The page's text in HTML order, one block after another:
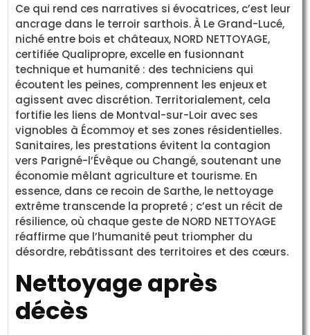
Ce qui rend ces narratives si évocatrices, c’est leur
ancrage dans le terroir sarthois. À Le Grand-Lucé,
niché entre bois et châteaux, NORD NETTOYAGE,
certifiée Qualipropre, excelle en fusionnant
technique et humanité : des techniciens qui
écoutent les peines, comprennent les enjeux et
agissent avec discrétion. Territorialement, cela
fortifie les liens de Montval-sur-Loir avec ses
vignobles à Écommoy et ses zones résidentielles.
Sanitaires, les prestations évitent la contagion
vers Parigné-l’Évêque ou Changé, soutenant une
économie mêlant agriculture et tourisme. En
essence, dans ce recoin de Sarthe, le nettoyage
extrême transcende la propreté ; c’est un récit de
résilience, où chaque geste de NORD NETTOYAGE
réaffirme que l’humanité peut triompher du
désordre, rebâtissant des territoires et des cœurs.
Nettoyage après
décès